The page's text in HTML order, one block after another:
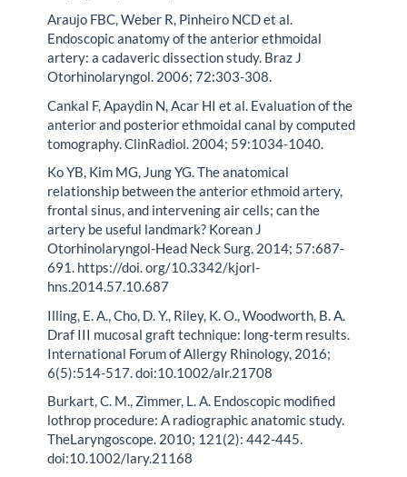
Araujo FBC, Weber R, Pinheiro NCD et al.
Endoscopic anatomy of the anterior ethmoidal
artery: a cadaveric dissection study. Braz J
Otorhinolaryngol. 2006; 72:303-308.
Cankal F, Apaydin N, Acar HI et al. Evaluation of the
anterior and posterior ethmoidal canal by computed
tomography. ClinRadiol. 2004; 59:1034-1040.
Ko YB, Kim MG, Jung YG. The anatomical
relationship between the anterior ethmoid artery,
frontal sinus, and intervening air cells; can the
artery be useful landmark? Korean J
Otorhinolaryngol-Head Neck Surg. 2014; 57:687-
691. https://doi. org/10.3342/kjorl-
hns.2014.57.10.687
Illing, E. A., Cho, D. Y., Riley, K. O., Woodworth, B. A.
Draf III mucosal graft technique: long-term results.
International Forum of Allergy Rhinology, 2016;
6(5):514-517. doi:10.1002/alr.21708
Burkart, C. M., Zimmer, L. A. Endoscopic modified
lothrop procedure: A radiographic anatomic study.
TheLaryngoscope. 2010; 121(2): 442-445.
doi:10.1002/lary.21168